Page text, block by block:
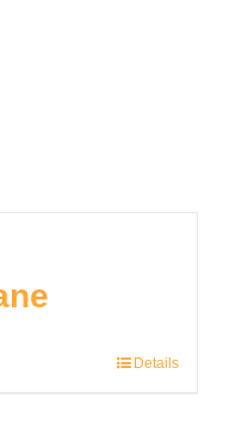
Details